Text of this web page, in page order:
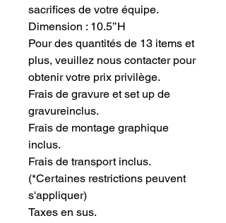
sacrifices de votre équipe.
Dimension : 10.5’’H
Pour des quantités de 13 items et
plus, veuillez nous contacter pour
obtenir votre prix privilège.
Frais de gravure et set up de
gravureinclus.
Frais de montage graphique
inclus.
Frais de transport inclus.
(*Certaines restrictions peuvent
s'appliquer)
Taxes en sus.